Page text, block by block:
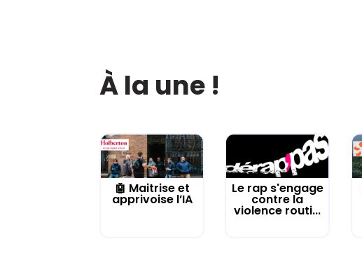
À la une !
🤖 Maitrise et
apprivoise l’IA
Le rap s'engage
contre la
violence routi...